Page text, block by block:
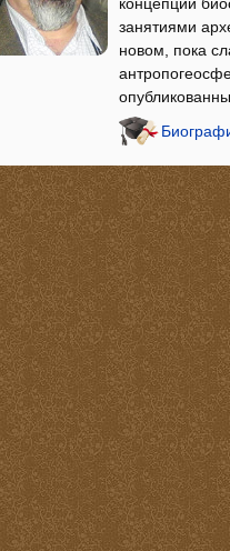
занятиями
новом, пока